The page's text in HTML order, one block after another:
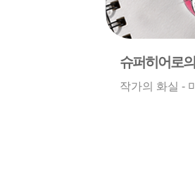
슈퍼히어로
작가의 화실 -